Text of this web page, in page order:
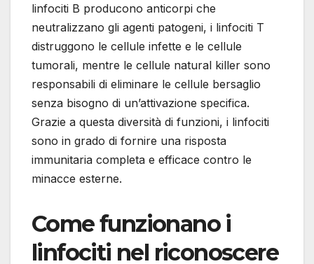
linfociti B producono anticorpi che
neutralizzano gli agenti patogeni, i linfociti T
distruggono le cellule infette e le cellule
tumorali, mentre le cellule natural killer sono
responsabili di eliminare le cellule bersaglio
senza bisogno di un’attivazione specifica.
Grazie a questa diversità di funzioni, i linfociti
sono in grado di fornire una risposta
immunitaria completa e efficace contro le
minacce esterne.
Come funzionano i
linfociti nel riconoscere